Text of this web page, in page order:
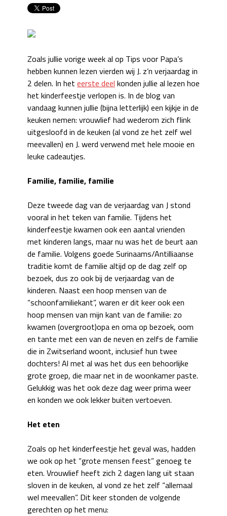
Zoals jullie vorige week al op Tips voor Papa’s
hebben kunnen lezen vierden wij J. z’n verjaardag in
2 delen. In het eerste deel konden jullie al lezen hoe
het kinderfeestje verlopen is. In de blog van
vandaag kunnen jullie (bijna letterlijk) een kijkje in de
keuken nemen: vrouwlief had wederom zich flink
uitgesloofd in de keuken (al vond ze het zelf wel
meevallen) en J. werd verwend met hele mooie en
leuke cadeautjes.
Familie, familie, familie
Deze tweede dag van de verjaardag van J stond
vooral in het teken van familie. Tijdens het
kinderfeestje kwamen ook een aantal vrienden
met kinderen langs, maar nu was het de beurt aan
de familie. Volgens goede Surinaams/Antilliaanse
traditie komt de familie altijd op de dag zelf op
bezoek, dus zo ook bij de verjaardag van de
kinderen. Naast een hoop mensen van de
“schoonfamiliekant”, waren er dit keer ook een
hoop mensen van mijn kant van de familie: zo
kwamen (overgroot)opa en oma op bezoek, oom
en tante met een van de neven en zelfs de familie
die in Zwitserland woont, inclusief hun twee
dochters! Al met al was het dus een behoorlijke
grote groep, die maar net in de woonkamer paste.
Gelukkig was het ook deze dag weer prima weer
en konden we ook lekker buiten vertoeven.
Het eten
Zoals op het kinderfeestje het geval was, hadden
we ook op het “grote mensen feest” genoeg te
eten. Vrouwlief heeft zich 2 dagen lang uit staan
sloven in de keuken, al vond ze het zelf “allemaal
wel meevallen”. Dit keer stonden de volgende
gerechten op het menu: